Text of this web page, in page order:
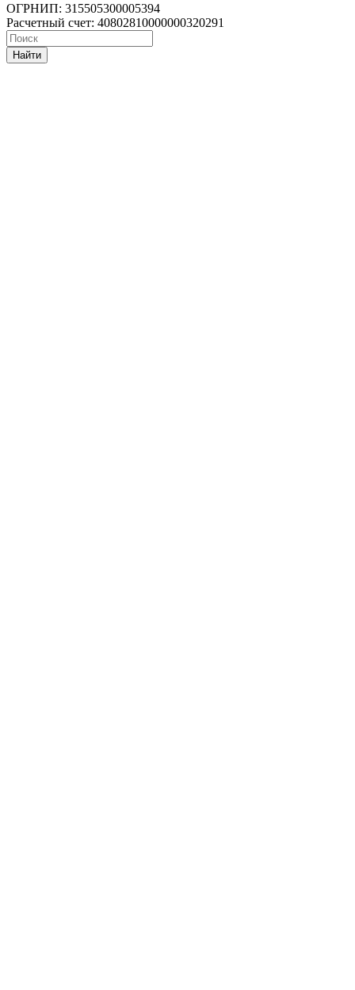
ОГРНИП: 315505300005394
Расчетный счет: 40802810000000320291
Найти